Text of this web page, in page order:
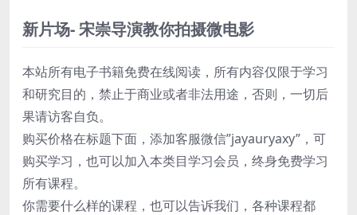
新片场- 宋崇导演教你拍摄微电影
本站所有电子书籍免费在线阅读，所有内容仅限于学习
和研究目的，禁止于商业或者非法用途，否则，一切后
果请访客自负。
购买价格在标题下面，添加客服微信”jayauryaxy”，可
购买学习，也可以加入本类目学习会员，终身免费学习
所有课程。
你需要什么样的课程，也可以告诉我们，各种课程都